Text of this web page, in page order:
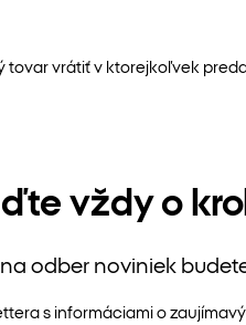
tovar vrátiť v ktorejkoľvek
vždy o
odber noviniek
s informáciami o